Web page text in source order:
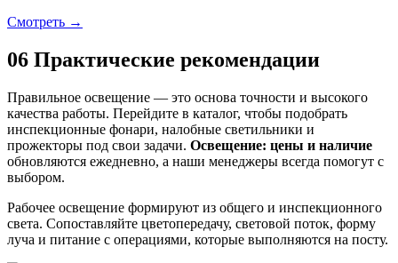
Смотреть →
06 Практические рекомендации
Правильное освещение — это основа точности и высокого
качества работы. Перейдите в каталог, чтобы подобрать
инспекционные фонари, налобные светильники и
прожекторы под свои задачи. Освещение: цены и наличие
обновляются ежедневно, а наши менеджеры всегда помогут с
выбором.
Рабочее освещение формируют из общего и инспекционного
света. Сопоставляйте цветопередачу, световой поток, форму
луча и питание с операциями, которые выполняются на посту.